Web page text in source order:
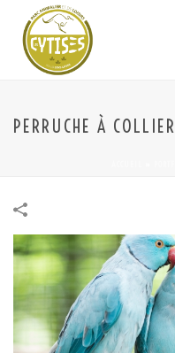
PERRUCHE À COLLIER